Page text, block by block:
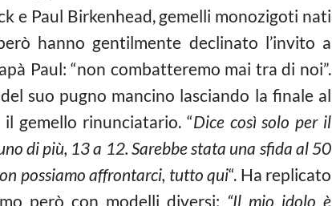
e Paul Birkenhead, gemelli monozigoti nati
hanno gentilmente declinato l’invito a
Paul: “non combatteremo mai tra di noi”.
suo pugno mancino lasciando la finale al
il gemello rinunciatario. “Dice così solo per il
di più, 13 a 12. Sarebbe stata una sfida al 50
possiamo affrontarci, tutto qui“. Ha replicato
però con modelli diversi: “Il mio idolo è